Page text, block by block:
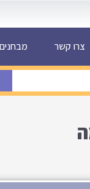
צרו קשר